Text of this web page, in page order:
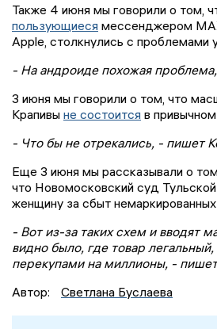
Также 4 июня мы говорили о том,
пользующиеся мессенджером
Apple, столкнулись с проблемами
- На андроиде похожая
3 июня мы говорили о том, что
Крапивы не состоится в
- Что бы не отрекались, - пишет
Еще 3 июня мы рассказывали о
что Новомосковский суд
женщину за сбыт
- Вот из-за таких схем и вводят
видно было, где товар
перекупами на миллионы, -
Автор:
Светлана Буслаева